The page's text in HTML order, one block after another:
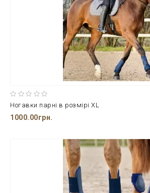
Ногавки парні в розмірі XL
1000.00грн.